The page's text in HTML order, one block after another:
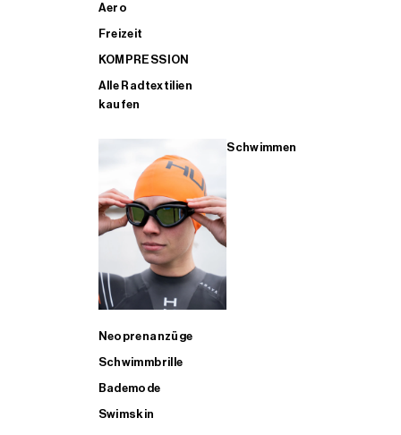
Aero
Freizeit
KOMPRESSION
Alle Radtextilien
kaufen
Schwimmen
Neoprenanzüge
Schwimmbrille
Bademode
Swimskin